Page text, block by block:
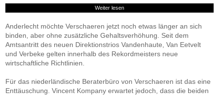
Weiter lesen
Anderlecht möchte Verschaeren jetzt noch etwas länger an sich
binden, aber ohne zusätzliche Gehaltsverhöhung. Seit dem
Amtsantritt des neuen Direktionstrios Vandenhaute, Van Eetvelt
und Verbeke gelten innerhalb des Rekordmeisters neue
wirtschaftliche Richtlinien.
Für das niederländische Beraterbüro von Verschaeren ist das eine
Enttäuschung. Vincent Kompany erwartet jedoch, dass die beiden